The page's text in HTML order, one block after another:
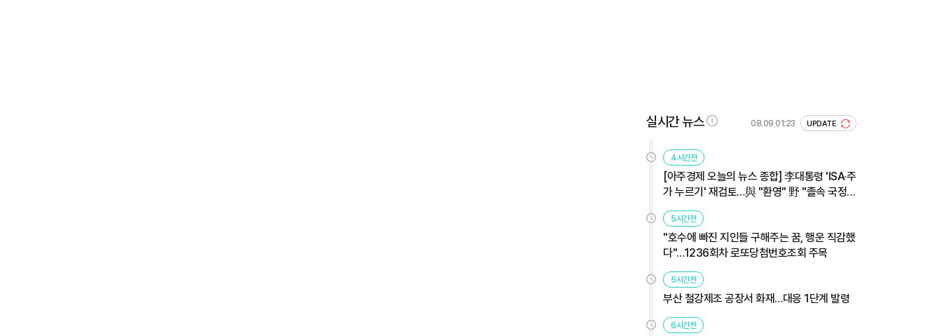
실시간 뉴스 08.09 01:23 UPDATE
4시간전
[아주경제 오늘의 뉴스 종합] 李대통령 'ISA·주
가 누르기' 재검토…與 "환영" 野 "졸속 국정"
外
5시간전
"호수에 빠진 지인들 구해주는 꿈, 행운 직감했
다"…1236회차 로또당첨번호조회 주목
5시간전
부산 철강제조 공장서 화재…대응 1단계 발령
6시간전